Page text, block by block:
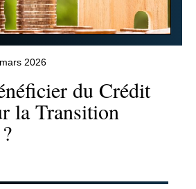
2026
du Crédit
la Transition